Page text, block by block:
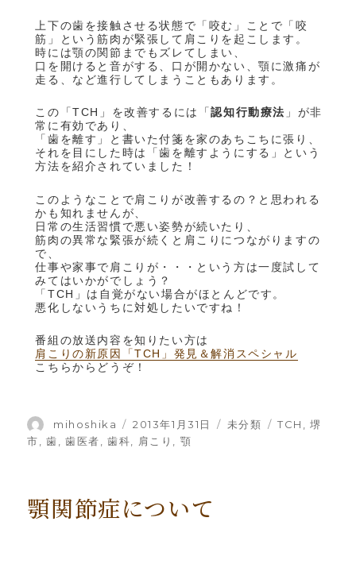
上下の歯を接触させる状態で「咬む」ことで「咬
筋」という筋肉が緊張して肩こりを起こします。
時には顎の関節までもズレてしまい、
口を開けると音がする、口が開かない、顎に激痛が
走る、など進行してしまうこともあります。
この「TCH」を改善するには「認知行動療法 」が非
常に有効であり、
「歯を離す」と書いた付箋を家のあちこちに張り、
それを目にした時は「歯を離すようにする」という
方法を紹介されていました！
このようなことで肩こりが改善するの？と思われる
かも知れませんが、
日常の生活習慣で悪い姿勢が続いたり、
筋肉の異常な緊張が続くと肩こりにつながりますの
で、
仕事や家事で肩こりが・・・という方は一度試して
みてはいかがでしょう？
「TCH」は自覚がない場合がほとんどです。
悪化しないうちに対処したいですね！
番組の放送内容を知りたい方は
肩こりの新原因「TCH」発見＆解消スペシャル
こちらからどうぞ！
投
稿
mihoshika
投
稿
2013年1月31日
カ
未分類
タ
TCH ,堺
市
,歯 ,歯医者 ,歯科 肩こり 顎
顎関節症について